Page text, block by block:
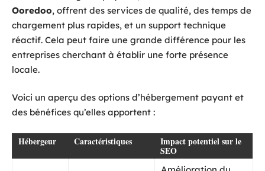
Ooredoo, offrent des services de qualité, des temps de
chargement plus rapides, et un support technique
réactif. Cela peut faire une grande différence pour les
entreprises cherchant à établir une forte présence
locale.
Voici un aperçu des options d’hébergement payant et
des bénéfices qu’elles apportent :
Hébergeur Caractéristiques Impact potentiel sur le
SEO